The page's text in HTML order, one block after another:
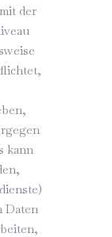
der
kann
Daten